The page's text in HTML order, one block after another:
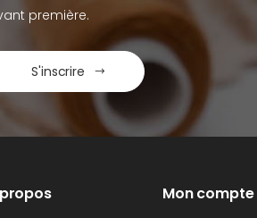
première.
S'inscrire
Mon compte